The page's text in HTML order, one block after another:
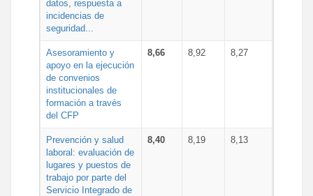
datos, respuesta a
incidencias de
seguridad...
Asesoramiento y
apoyo en la ejecución
de convenios
institucionales de
formación a través
del CFP
8,66 8,92 8,27
Prevención y salud
laboral: evaluación de
lugares y puestos de
trabajo por parte del
Servicio Integrado de
8,40 8,19 8,13